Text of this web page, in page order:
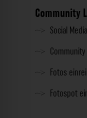
Community
Social Media
Community
Fotos
Fotospot